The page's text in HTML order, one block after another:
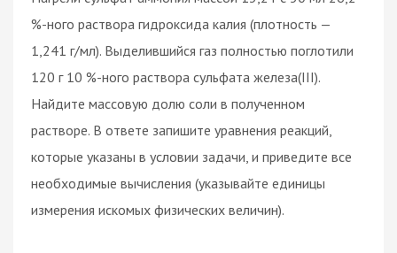
%-ного раствора гидроксида калия (плотность —
1,241 г/мл). Выделившийся газ полностью поглотили
120 г 10 %-ного раствора сульфата железа(III).
Найдите массовую долю соли в полученном
растворе. В ответе запишите уравнения реакций,
которые указаны в условии задачи, и приведите все
необходимые вычисления (указывайте единицы
измерения искомых физических величин).